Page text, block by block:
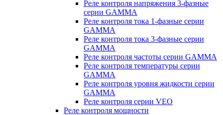
Реле контроля напряжения 3-фазные
серии GAMMA
Реле контроля тока 1-фазные серии
GAMMA
Реле контроля тока 3-фазные серии
GAMMA
Реле контроля частоты серии GAMMA
Реле контроля температуры серии
GAMMA
Реле контроля уровня жидкости серии
GAMMA
Реле контроля серии VEO
Реле контроля мощности